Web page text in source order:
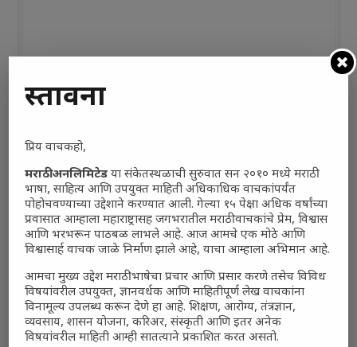
प्रस्तावना
प्रिय वाचकहो,
मराठी अनलिमिटेड या संकेतस्थळाची सुरुवात सन २०१० मध्ये मराठी
भाषा, साहित्य आणि उपयुक्त माहिती अधिकाधिक वाचकांपर्यंत
पोहोचवण्याच्या उद्देशाने करण्यात आली. गेल्या १५ पेक्षा अधिक वर्षांच्या
प्रवासात आम्हाला महाराष्ट्रासह जगभरातील मराठी वाचकांचे प्रेम, विश्वास
आणि भरभरून पाठबळ लाभले आहे. आज आमचे एक मोठे आणि
विश्वासार्ह वाचक जाळे निर्माण झाले आहे, याचा आम्हाला अभिमान आहे.
आमचा मुख्य उद्देश मराठी भाषेचा प्रचार आणि प्रसार करणे तसेच विविध
विषयांवरील उपयुक्त, ज्ञानवर्धक आणि माहितीपूर्ण लेख वाचकांना
विनामूल्य उपलब्ध करून देणे हा आहे. शिक्षण, आरोग्य, तंत्रज्ञान,
व्यवसाय, शासन योजना, करिअर, संस्कृती आणि इतर अनेक
विषयांवरील माहिती आम्ही सातत्याने प्रकाशित करत असतो.